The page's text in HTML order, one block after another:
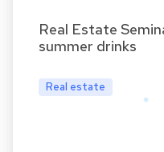
Real Estate
summer drinks
Real estate